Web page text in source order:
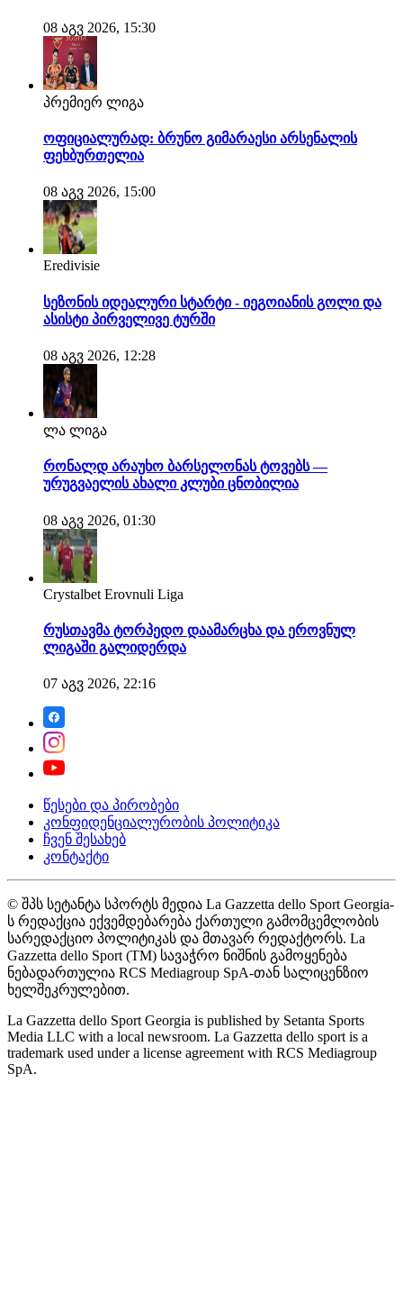
08 აგვ 2026, 15:30
პრემიერ ლიგა
ოფიციალურად: ბრუნო გიმარაესი არსენალის
ფეხბურთელია
08 აგვ 2026, 15:00
Eredivisie
სეზონის იდეალური სტარტი - იეგოიანის გოლი და
ასისტი პირველივე ტურში
08 აგვ 2026, 12:28
ლა ლიგა
რონალდ არაუხო ბარსელონას ტოვებს —
ურუგვაელის ახალი კლუბი ცნობილია
08 აგვ 2026, 01:30
Crystalbet Erovnuli Liga
რუსთავმა ტორპედო დაამარცხა და ეროვნულ
ლიგაში გალიდერდა
07 აგვ 2026, 22:16
წესები და პირობები
კონფიდენციალურობის პოლიტიკა
ჩვენ შესახებ
კონტაქტი
© შპს სეტანტა სპორტს მედია La Gazzetta dello Sport Georgia-
ს რედაქცია ექვემდებარება ქართული გამომცემლობის
სარედაქციო პოლიტიკას და მთავარ რედაქტორს. La
Gazzetta dello Sport (TM) სავაჭრო ნიშნის გამოყენება
ნებადართულია RCS Mediagroup SpA-თან სალიცენზიო
ხელშეკრულებით.
La Gazzetta dello Sport Georgia is published by Setanta Sports
Media LLC with a local newsroom. La Gazzetta dello sport is a
trademark used under a license agreement with RCS Mediagroup
SpA.